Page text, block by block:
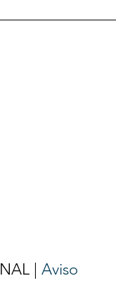
| Aviso